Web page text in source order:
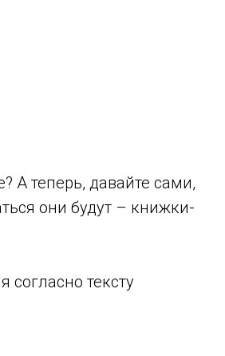
теперь, давайте сами,
они будут – книжки-
тексту